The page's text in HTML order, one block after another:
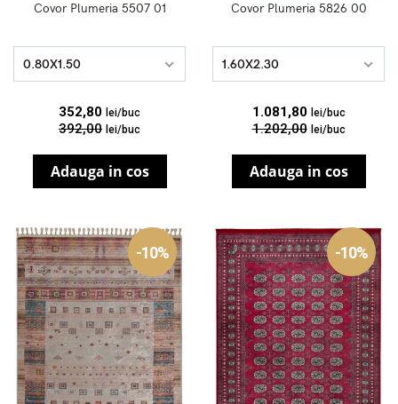
Covor Plumeria 5507 01
0.80X1.50
352,80 lei/buc
392,00 lei/buc
Adauga in cos
Covor Plumeria 5826 00
1.60X2.30
1.081,80 lei/buc
1.202,00 lei/buc
Adauga in cos
-10% -10%